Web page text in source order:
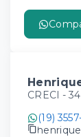
CRECI -
(19)